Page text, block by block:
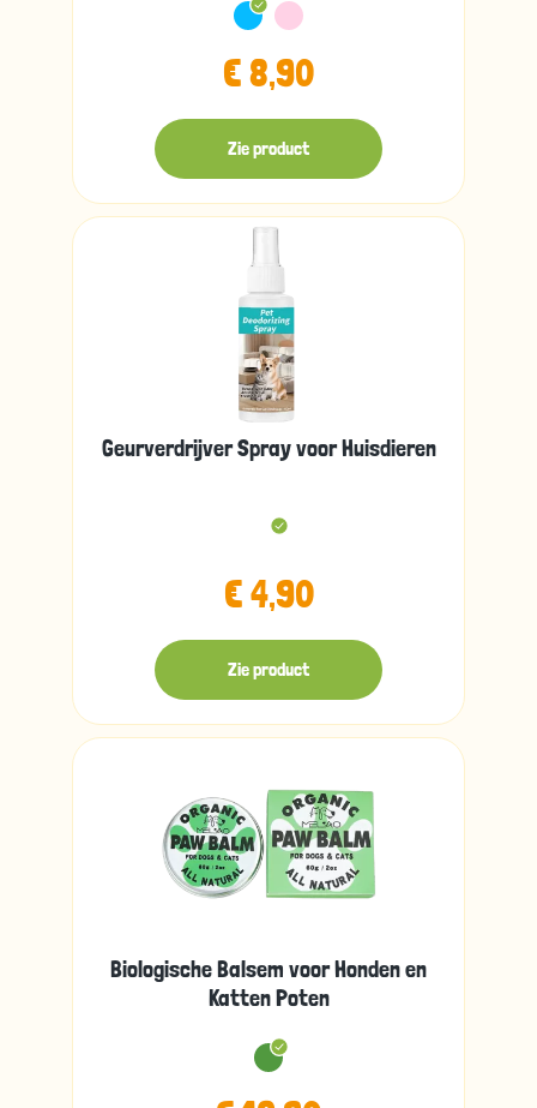
€ 8,90
Zie product
Geurverdrijver Spray voor Huisdieren
€ 4,90
Zie product
Biologische Balsem voor Honden en
Katten Poten